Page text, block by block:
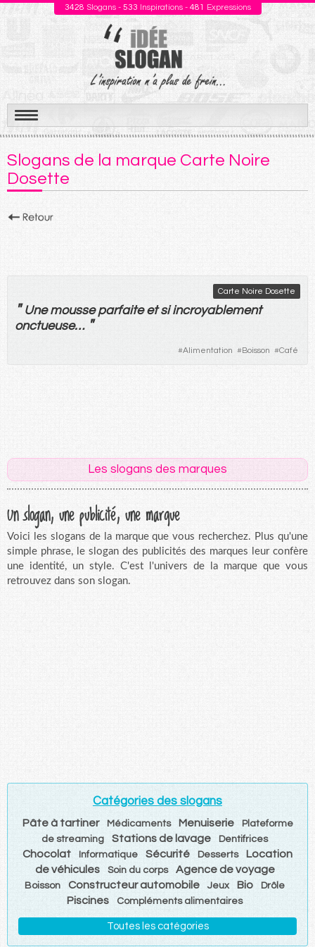
3428 Slogans - 533 Inspirations - 481 Expressions
Aller
au
contenu
Slogans de la marque Carte Noire
Dosette
Carte Noire Dosette
" Une mousse parfaite et si incroyablement
onctueuse… "
#Alimentation #Boisson #Café
Les slogans des marques
Un slogan, une publicité, une marque
Voici les slogans de la marque que vous recherchez. Plus qu'une
simple phrase, le slogan des publicités des marques leur confère
une identité, un style. C'est l'univers de la marque que vous
retrouvez dans son slogan.
Catégories des slogans
Pâte à tartiner Médicaments Menuiserie
Plateforme
de streaming
Stations de lavage Dentifrices
Chocolat Informatique Sécurité Desserts
Location
de véhicules
Soin du corps Agence de voyage
Boisson Constructeur automobile Jeux Bio Drôle
Piscines Compléments alimentaires
Toutes les catégories